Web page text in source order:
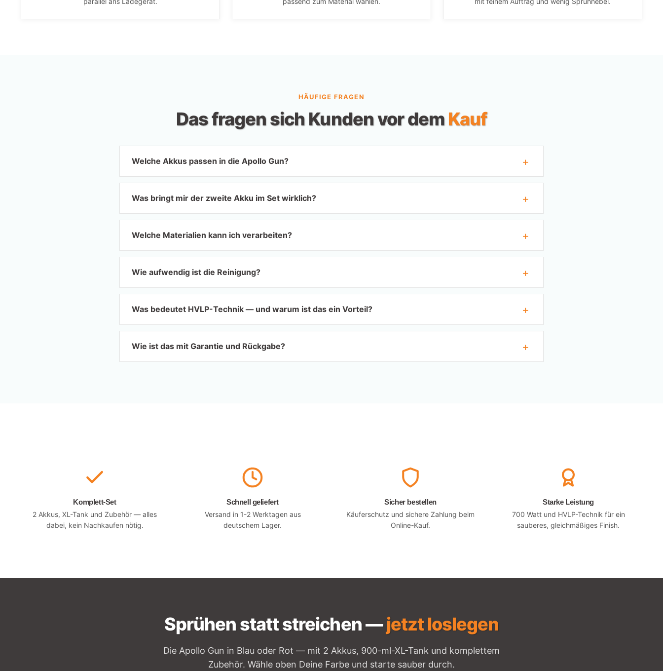
HÄUFIGE FRAGEN
Das fragen sich Kunden vor demKauf
Welche Akkus passen in die Apollo Gun?
Was bringt mir der zweite Akku im Set wirklich?
Welche Materialien kann ich verarbeiten?
Wie aufwendig ist die Reinigung?
Was bedeutet HVLP-Technik — und warum ist das ein Vorteil?
Wie ist das mit Garantie und Rückgabe?
Komplett-Set
2 Akkus, XL-Tank und Zubehör — alles
dabei, kein Nachkaufen nötig.
Schnell geliefert
Versand in 1-2 Werktagen aus
deutschem Lager.
Sicher bestellen
Käuferschutz und sichere Zahlung beim
Online-Kauf.
Starke Leistung
700 Watt und HVLP-Technik für ein
sauberes, gleichmäßiges Finish.
Sprühen statt streichen —jetzt loslegen
Die Apollo Gun in Blau oder Rot — mit 2 Akkus, 900-ml-XL-Tank und komplettem
Zubehör. Wähle oben Deine Farbe und starte sauber durch.